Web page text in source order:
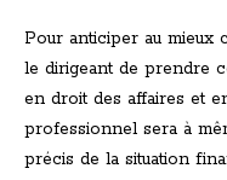
Pour anticiper au mieux
le dirigeant de prendre
en droit des affaires et
professionnel sera à
précis de la situation